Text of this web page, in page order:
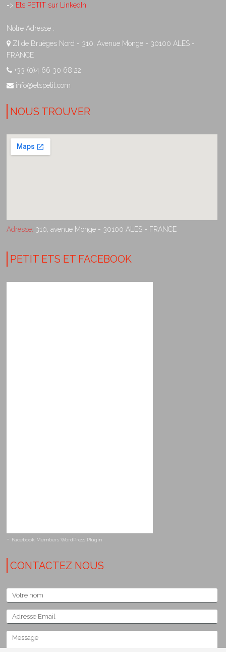
=> Ets PETIT sur LinkedIn
Notre Adresse :
ZI de Bruèges Nord - 310, Avenue Monge - 30100 ALES -
FRANCE
+33 (0)4 66 30 68 22
info@etspetit.com
NOUS TROUVER
Adresse: 310, avenue Monge - 30100 ALES - FRANCE
PETIT ETS ET FACEBOOK
- Facebook Members WordPress Plugin
CONTACTEZ NOUS